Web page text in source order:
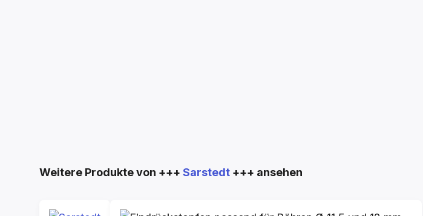
Produktgalerie überspringen
Weitere Produkte von +++ Sarstedt +++ ansehen